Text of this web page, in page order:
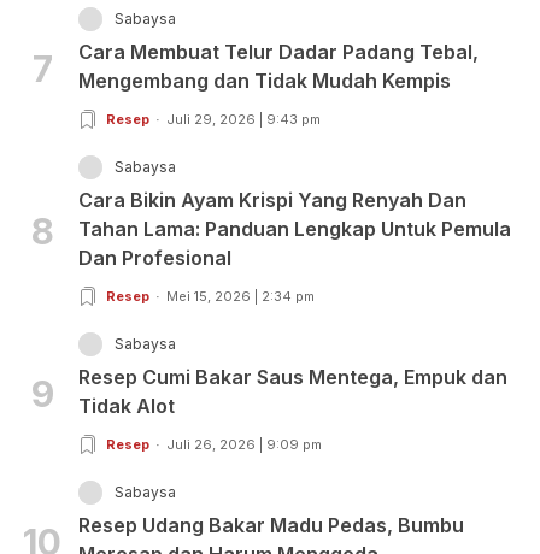
7
Sabaysa
Cara Membuat Telur Dadar Padang Tebal,
Mengembang dan Tidak Mudah Kempis
Resep Juli 29, 2026 | 9:43 pm
8
Sabaysa
Cara Bikin Ayam Krispi Yang Renyah Dan
Tahan Lama: Panduan Lengkap Untuk Pemula
Dan Profesional
Resep Mei 15, 2026 | 2:34 pm
9
Sabaysa
Resep Cumi Bakar Saus Mentega, Empuk dan
Tidak Alot
Resep Juli 26, 2026 | 9:09 pm
10
Sabaysa
Resep Udang Bakar Madu Pedas, Bumbu